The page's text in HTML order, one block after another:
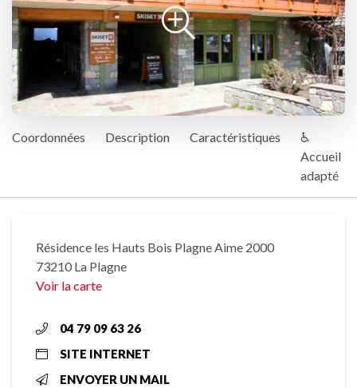
Coordonnées Description Caractéristiques
♿
Accueil
adapté
Résidence les Hauts Bois Plagne Aime 2000
73210 La Plagne
Voir la carte
04 79 09 63 26
SITE INTERNET
ENVOYER UN MAIL